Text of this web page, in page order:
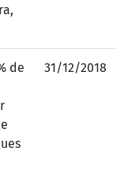
de
31/12/2018